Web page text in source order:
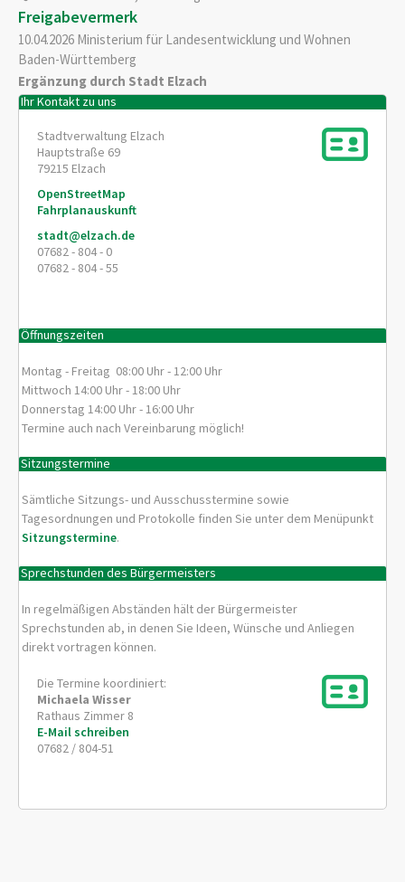
Freigabevermerk
10.04.2026 Ministerium für Landesentwicklung und Wohnen
Baden-Württemberg
Ergänzung durch Stadt Elzach
Ihr Kontakt zu uns
Stadtverwaltung Elzach
Hauptstraße 69
79215 Elzach
OpenStreetMap
Fahrplanauskunft
stadt@elzach.de
07682 - 804 - 0
07682 - 804 - 55
Öffnungszeiten
Montag - Freitag 08:00 Uhr - 12:00 Uhr
Mittwoch 14:00 Uhr - 18:00 Uhr
Donnerstag 14:00 Uhr - 16:00 Uhr
Termine auch nach Vereinbarung möglich!
Sitzungstermine
Sämtliche Sitzungs- und Ausschusstermine sowie
Tagesordnungen und Protokolle finden Sie unter dem Menüpunkt
Sitzungstermine.
Sprechstunden des Bürgermeisters
In regelmäßigen Abständen hält der Bürgermeister
Sprechstunden ab, in denen Sie Ideen, Wünsche und Anliegen
direkt vortragen können.
Die Termine koordiniert:
Michaela Wisser
Rathaus Zimmer 8
E-Mail schreiben
07682 / 804-51